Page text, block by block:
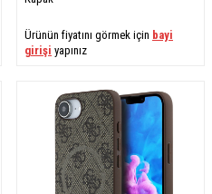
Ürünün fiyatını görmek için bayi
girişi yapınız